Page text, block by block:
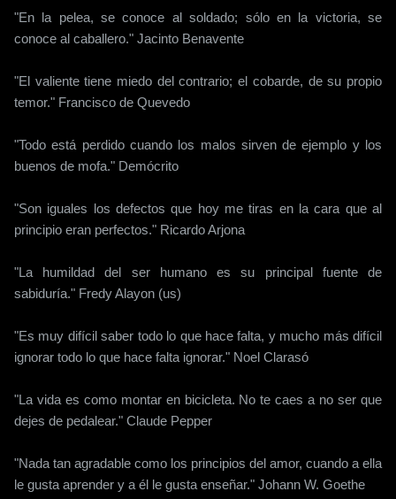
"En la pelea, se conoce al soldado; sólo en la victoria, se
conoce al caballero." Jacinto Benavente
"El valiente tiene miedo del contrario; el cobarde, de su propio
temor." Francisco de Quevedo
"Todo está perdido cuando los malos sirven de ejemplo y los
buenos de mofa." Demócrito
"Son iguales los defectos que hoy me tiras en la cara que al
principio eran perfectos." Ricardo Arjona
"La humildad del ser humano es su principal fuente de
sabiduría." Fredy Alayon (us)
"Es muy difícil saber todo lo que hace falta, y mucho más difícil
ignorar todo lo que hace falta ignorar." Noel Clarasó
"La vida es como montar en bicicleta. No te caes a no ser que
dejes de pedalear." Claude Pepper
"Nada tan agradable como los principios del amor, cuando a ella
le gusta aprender y a él le gusta enseñar." Johann W. Goethe